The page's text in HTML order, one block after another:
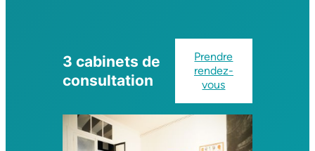
3 cabinets de
consultation
Prendre
rendez-
vous